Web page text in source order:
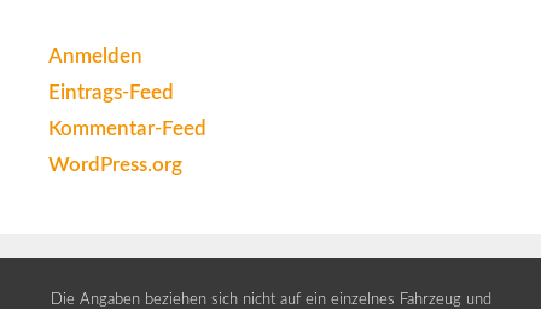
Anmelden
Eintrags-Feed
Kommentar-Feed
WordPress.org
Die Angaben beziehen sich nicht auf ein einzelnes Fahrzeug und